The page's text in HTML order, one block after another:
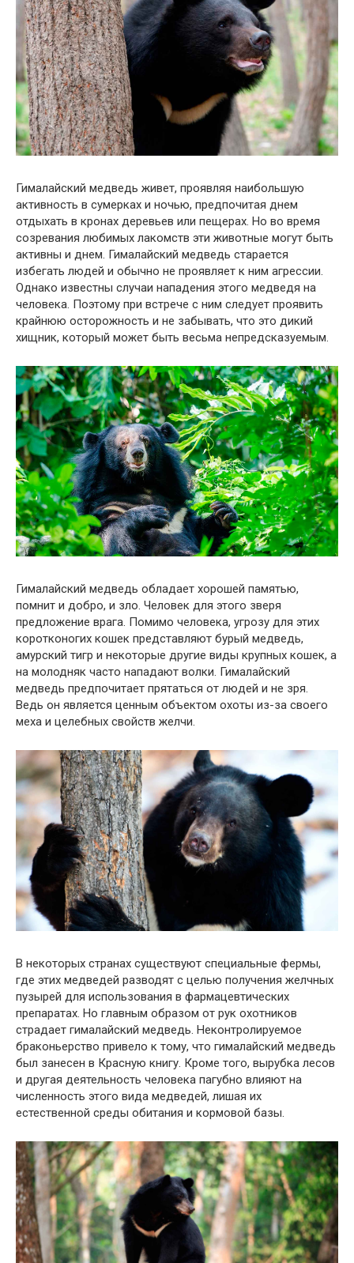
Гималайский медведь живет, проявляя наибольшую
активность в сумерках и ночью, предпочитая днем ​​
отдыхать в кронах деревьев или пещерах. Но во время
созревания любимых лакомств эти животные могут быть
активны и днем. Гималайский медведь старается
избегать людей и обычно не проявляет к ним агрессии.
Однако известны случаи нападения этого медведя на
человека. Поэтому при встрече с ним следует проявить
крайнюю осторожность и не забывать, что это дикий
хищник, который может быть весьма непредсказуемым.
Гималайский медведь обладает хорошей памятью,
помнит и добро, и зло. Человек для этого зверя
предложение врага. Помимо человека, угрозу для этих
коротконогих кошек представляют бурый медведь,
амурский тигр и некоторые другие виды крупных кошек, а
на молодняк часто нападают волки. Гималайский
медведь предпочитает прятаться от людей и не зря.
Ведь он является ценным объектом охоты из-за своего
меха и целебных свойств желчи.
В некоторых странах существуют специальные фермы,
где этих медведей разводят с целью получения желчных
пузырей для использования в фармацевтических
препаратах. Но главным образом от рук охотников
страдает гималайский медведь. Неконтролируемое
браконьерство привело к тому, что гималайский медведь
был занесен в Красную книгу. Кроме того, вырубка лесов
и другая деятельность человека пагубно влияют на
численность этого вида медведей, лишая их
естественной среды обитания и кормовой базы.